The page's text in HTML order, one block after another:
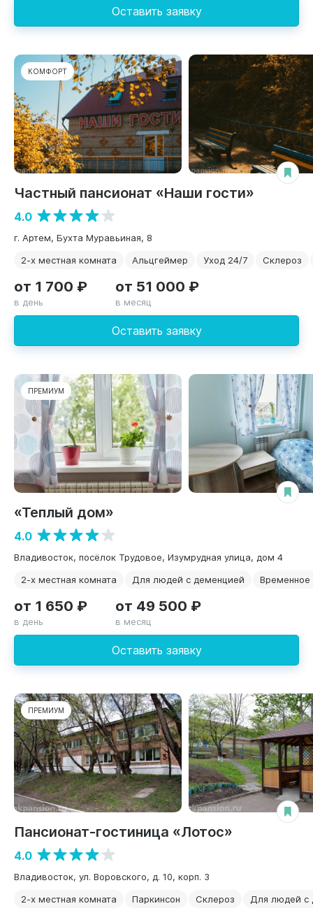
Оставить заявку
КОМФОРТ
Частный пансионат «Наши гости»
4.0
г. Артем, Бухта Муравьиная, 8
2-х местная комната
Альцгеймер Уход 24/7 Склероз
Оставить заявку
от 1 700 ₽
в день
от 51 000 ₽
в месяц
ПРЕМИУМ
«Теплый дом»
4.0
Владивосток, посёлок Трудовое, Изумрудная улица, дом 4
2-х местная комната
Для людей с деменцией
Оставить заявку
от 1 650 ₽
в день
от 49 500 ₽
в месяц
ПРЕМИУМ
Пансионат-гостиница «Лотос»
4.0
Владивосток, ул. Воровского, д. 10, корп. 3
2-х местная комната
Паркинсон Склероз Для людей с